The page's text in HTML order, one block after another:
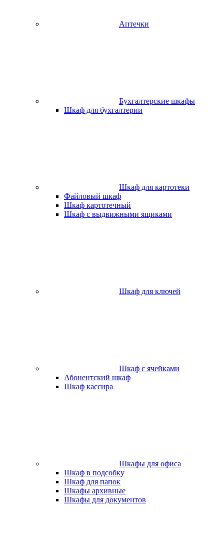
Аптечки
Бухгалтерские шкафы
Шкаф для бухгалтерии
Шкаф для картотеки
Файловый шкаф
Шкаф картотечный
Шкаф с выдвижными ящиками
Шкаф для ключей
Шкаф с ячейками
Абонентский шкаф
Шкаф кассира
Шкафы для офиса
Шкаф в подсобку
Шкаф для папок
Шкафы архивные
Шкафы для документов